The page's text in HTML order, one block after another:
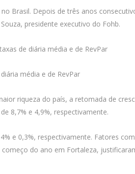
Brasil. Depois de três anos
presidente executivo do Fohb.
média e de RevPar
riqueza do país, a retomada de
8,7% e 4,9%, respectivamente.
e 0,3%, respectivamente. Fatores
do ano em Fortaleza,